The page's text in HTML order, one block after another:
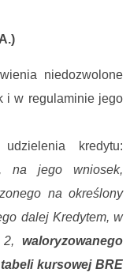
niedozwolone
i w regulaminie jego
kredytu:
na jego wniosek,
na określony
dalej Kredytem, w
2,waloryzowanego
kursowej BRE